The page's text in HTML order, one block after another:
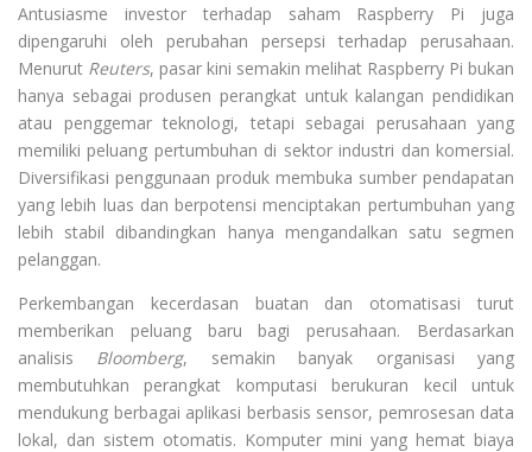
Antusiasme investor terhadap saham Raspberry Pi juga
dipengaruhi oleh perubahan persepsi terhadap perusahaan.
Menurut Reuters, pasar kini semakin melihat Raspberry Pi bukan
hanya sebagai produsen perangkat untuk kalangan pendidikan
atau penggemar teknologi, tetapi sebagai perusahaan yang
memiliki peluang pertumbuhan di sektor industri dan komersial.
Diversifikasi penggunaan produk membuka sumber pendapatan
yang lebih luas dan berpotensi menciptakan pertumbuhan yang
lebih stabil dibandingkan hanya mengandalkan satu segmen
pelanggan.
Perkembangan kecerdasan buatan dan otomatisasi turut
memberikan peluang baru bagi perusahaan. Berdasarkan
analisis Bloomberg, semakin banyak organisasi yang
membutuhkan perangkat komputasi berukuran kecil untuk
mendukung berbagai aplikasi berbasis sensor, pemrosesan data
lokal, dan sistem otomatis. Komputer mini yang hemat biaya